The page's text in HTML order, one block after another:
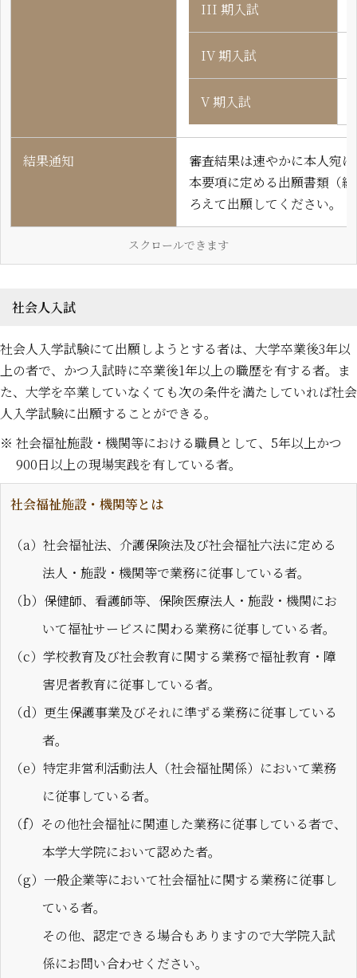
III 期入試
IV 期入試
V 期入試
結果通知
審査結果は速やかに本人宛
本要項に定める出願書類（
ろえて出願してください。
スクロールできます
社会人入試
社会人入学試験にて出願しようとする者は、大学卒業後3年以
上の者で、かつ入試時に卒業後1年以上の職歴を有する者。ま
た、大学を卒業していなくても次の条件を満たしていれば社会
人入学試験に出願することができる。
※ 社会福祉施設・機関等における職員として、5年以上かつ
900日以上の現場実践を有している者。
社会福祉施設・機関等とは
（a）社会福祉法、介護保険法及び社会福祉六法に定める
法人・施設・機関等で業務に従事している者。
（b）保健師、看護師等、保険医療法人・施設・機関にお
いて福祉サービスに関わる業務に従事している者。
（c）学校教育及び社会教育に関する業務で福祉教育・障
害児者教育に従事している者。
（d）更生保護事業及びそれに準ずる業務に従事している
者。
（e）特定非営利活動法人（社会福祉関係）において業務
に従事している者。
（f）その他社会福祉に関連した業務に従事している者で、
本学大学院において認めた者。
（g）一般企業等において社会福祉に関する業務に従事し
ている者。
その他、認定できる場合もありますので大学院入試
係にお問い合わせください。